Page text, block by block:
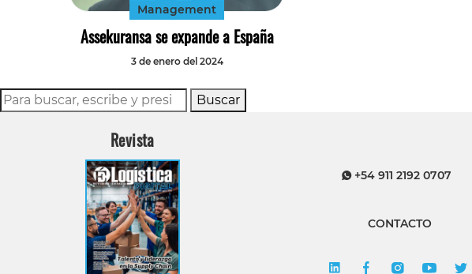
Management
Assekuransa se expande a España
3 de enero del 2024
Buscar
Revista
+54 911 2192 0707
CONTACTO